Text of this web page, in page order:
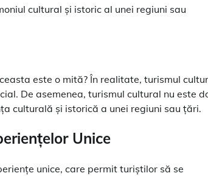
cultural și istoric al unei regiuni sau
este o mită? În realitate, turismul
De asemenea, turismul cultural nu este
culturală și istorică a unei regiuni sau țări.
Unice
unice, care permit turiștilor să se